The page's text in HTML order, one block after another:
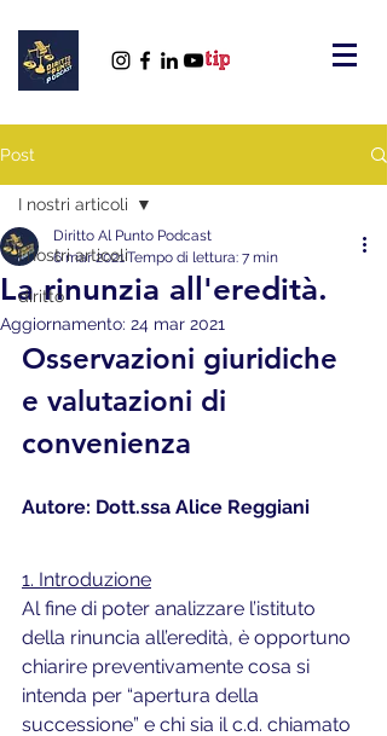
Post
I nostri articoli
diritto
I nostri articoli
La rinunzia all'eredità.
Diritto Al Punto Podcast
6 mar 2021Tempo di lettura: 7 min
Aggiornamento: 24 mar 2021
Osservazioni giuridiche
e valutazioni di
convenienza
Autore: Dott.ssa Alice Reggiani
1. Introduzione
Al fine di poter analizzare l’istituto
della rinuncia all’eredità, è opportuno
chiarire preventivamente cosa si
intenda per “apertura della
successione” e chi sia il c.d. chiamato